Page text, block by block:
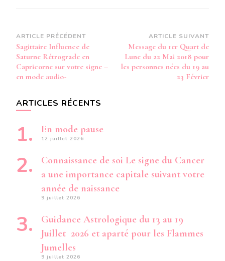
Navigation
d’article
ARTICLE PRÉCÉDENT
Sagittaire Influence de
Saturne Rétrograde en
Capricorne sur votre signe –
en mode audio-
ARTICLE SUIVANT
Message du 1er Quart de
Lune du 22 Mai 2018 pour
les personnes nées du 19 au
23 Février
ARTICLES RÉCENTS
En mode pause
12 juillet 2026
Connaissance de soi Le signe du Cancer
a une importance capitale suivant votre
année de naissance
9 juillet 2026
Guidance Astrologique du 13 au 19
Juillet 2026 et aparté pour les Flammes
Jumelles
9 juillet 2026